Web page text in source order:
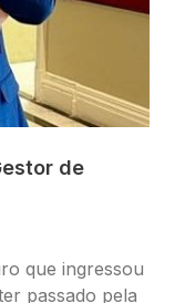
de
que ingressou
passado pela